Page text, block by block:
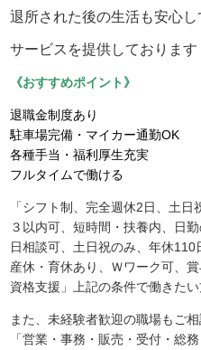
退所された後の生活も安心
サービスを提供しております
《おすすめポイント》
退職金制度あり
駐車場完備・マイカー通勤OK
各種手当・福利厚生充実
フルタイムで働ける
「シフト制、完全週休2日、土
３以内可、短時間・扶養内、日
日相談可、土日祝のみ、年休110
産休・育休あり、Ｗワーク可、
資格支援」上記の条件で働きたい
また、未経験者歓迎の職場もご相
「営業・事務・販売・受付・総